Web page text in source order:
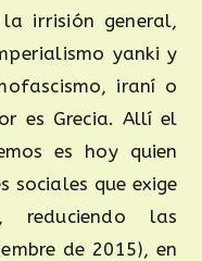
irrisión general,
yanki y
iraní o
es Grecia. Allí el
es hoy quien
que exige
las
de 2015), en